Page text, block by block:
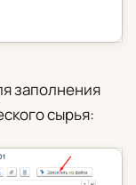
заполнения
сырья: